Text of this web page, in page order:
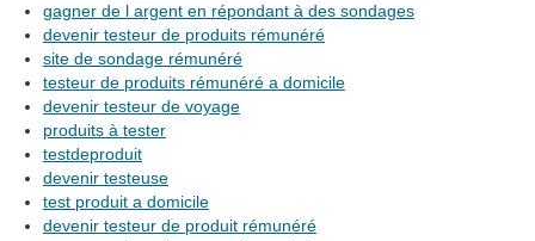
gagner de l argent en répondant à des sondages
devenir testeur de produits rémunéré
site de sondage rémunéré
testeur de produits rémunéré a domicile
devenir testeur de voyage
produits à tester
testdeproduit
devenir testeuse
test produit a domicile
devenir testeur de produit rémunéré